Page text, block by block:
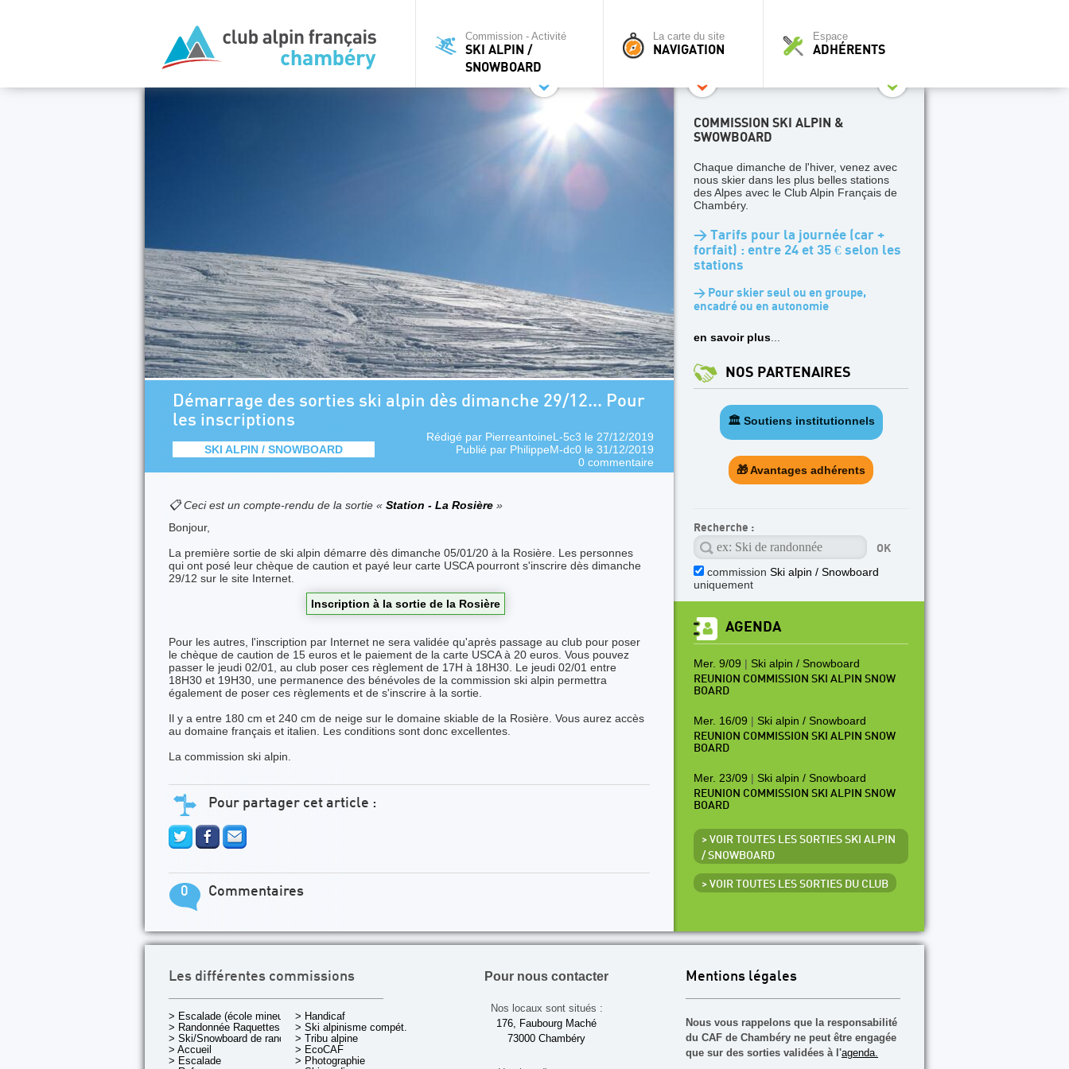
Commission - Activité
SKI ALPIN /
SNOWBOARD
La carte du site
NAVIGATION
Espace
ADHÉRENTS
Démarrage des sorties ski alpin dès dimanche 29/12... Pour
les inscriptions
SKI ALPIN / SNOWBOARD
Rédigé par PierreantoineL-5c3 le 27/12/2019
Publié par PhilippeM-dc0 le 31/12/2019
0 commentaire
📋 Ceci est un compte-rendu de la sortie « Station - La Rosière »
Bonjour,
La première sortie de ski alpin démarre dès dimanche 05/01/20 à la Rosière. Les personnes
qui ont posé leur chèque de caution et payé leur carte USCA pourront s'inscrire dès dimanche
29/12 sur le site Internet.
Inscription à la sortie de la Rosière
Pour les autres, l'inscription par Internet ne sera validée qu'après passage au club pour poser
le chèque de caution de 15 euros et le paiement de la carte USCA à 20 euros. Vous pouvez
passer le jeudi 02/01, au club poser ces règlement de 17H à 18H30. Le jeudi 02/01 entre
18H30 et 19H30, une permanence des bénévoles de la commission ski alpin permettra
également de poser ces règlements et de s'inscrire à la sortie.
Il y a entre 180 cm et 240 cm de neige sur le domaine skiable de la Rosière. Vous aurez accès
au domaine français et italien. Les conditions sont donc excellentes.
La commission ski alpin.
Pour partager cet article :
0 Commentaires
COMMISSION SKI ALPIN &
SWOWBOARD
Chaque dimanche de l'hiver, venez avec
nous skier dans les plus belles stations
des Alpes avec le Club Alpin Français de
Chambéry.
> Tarifs pour la journée (car +
forfait) : entre 24 et 35 € selon les
stations
> Pour skier seul ou en groupe,
encadré ou en autonomie
en savoir plus
NOS PARTENAIRES
🏛️ Soutiens institutionnels
🎁 Avantages adhérents
Recherche :
commission Ski alpin / Snowboard
uniquement
AGENDA
Mer. 9/09 | Ski alpin / Snowboard
REUNION COMMISSION SKI ALPIN SNOW
BOARD
Mer. 16/09 | Ski alpin / Snowboard
REUNION COMMISSION SKI ALPIN SNOW
BOARD
Mer. 23/09 | Ski alpin / Snowboard
REUNION COMMISSION SKI ALPIN SNOW
BOARD
> VOIR TOUTES LES SORTIES SKI ALPIN
/ SNOWBOARD
> VOIR TOUTES LES SORTIES DU CLUB
Les différentes commissions
> Escalade (école mineurs)
> Randonnée Raquettes
> Ski/Snowboard de rando.
> Accueil
> Escalade
> Handicaf
> Ski alpinisme compét.
> Tribu alpine
> EcoCAF
> Photographie
Pour nous contacter
Nos locaux sont situés :
176, Faubourg Maché
73000 Chambéry
Mentions légales
Nous vous rappelons que la responsabilité
du CAF de Chambéry ne peut être engagée
que sur des sorties validées à l'agenda.